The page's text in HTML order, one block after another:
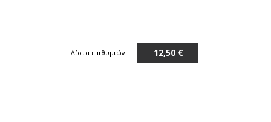
+ Λίστα επιθυμιών 12,50 €